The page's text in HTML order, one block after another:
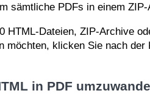
sämtliche PDFs in einem
HTML-Dateien, ZIP-Archive
möchten, klicken Sie nach
in PDF